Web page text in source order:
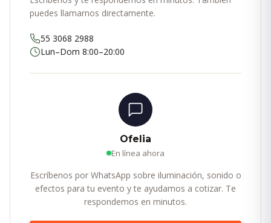
puedes llamarnos directamente.
55 3068 2988
Lun–Dom 8:00–20:00
Ofelia
En línea ahora
Escríbenos por WhatsApp sobre iluminación, sonido o
efectos para tu evento y te ayudamos a cotizar. Te
respondemos en minutos.